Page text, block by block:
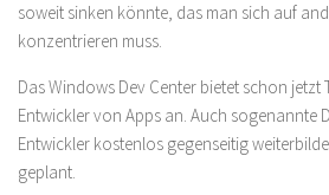
soweit sinken könnte, das man sich auf
konzentrieren muss.
Das Windows Dev Center bietet schon jetzt
Entwickler von Apps an. Auch sogenannte
Entwickler kostenlos gegenseitig
geplant.